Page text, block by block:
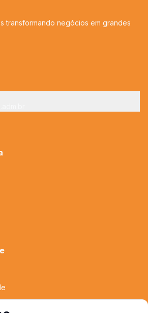
transformando negócios em grandes